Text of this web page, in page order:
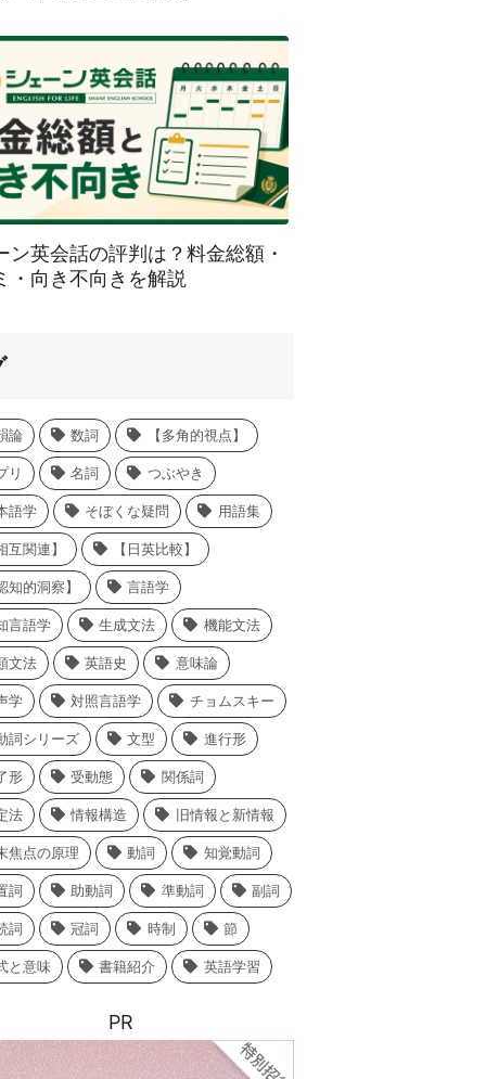
ン英会話の評判は？料金総額・
・向き不向きを解説
論 数詞 【多角的視点】
リ 名詞 つぶやき
語学 そぼくな疑問 用語集
互関連】 【日英比較】
知的洞察】 言語学
言語学 生成文法 機能文法
文法 英語史 意味論
学 対照言語学 チョムスキー
詞シリーズ 文型 進行形
形 受動態 関係詞
法 情報構造 旧情報と新情報
焦点の原理 動詞 知覚動詞
詞 助動詞 準動詞 副詞
詞 冠詞 時制 節
と意味 書籍紹介 英語学習
PR